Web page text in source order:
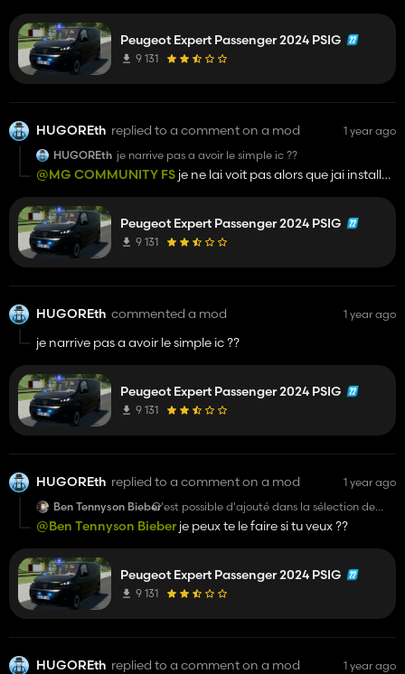
Peugeot Expert Passenger 2024 PSIG
9 131
HUGOREth replied to a comment on a mod
1 year ago
HUGOREth je narrive pas a avoir le simple ic ??
@MG COMMUNITY FS je ne lai voit pas alors que jai installer
*
Peugeot Expert Passenger 2024 PSIG
9 131
HUGOREth commented a mod 1 year ago
je narrive pas a avoir le simple ic ??
Peugeot Expert Passenger 2024 PSIG
9 131
HUGOREth replied to a comment on a mod
1 year ago
Ben Tennyson BieberC'est possible d'ajouté dans la sélection de
plaque (17)
@Ben Tennyson Bieberje peux te le faire si tu veux ??
Peugeot Expert Passenger 2024 PSIG
9 131
HUGOREth replied to a comment on a mod
1 year ago